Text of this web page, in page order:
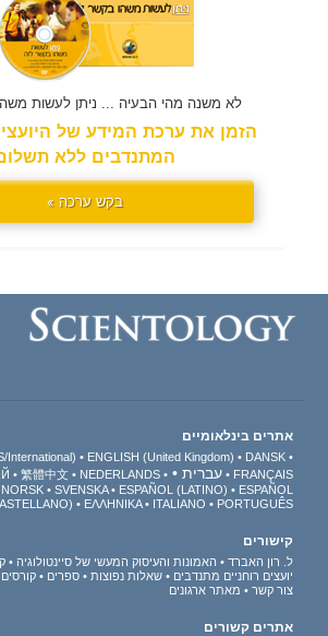
לא משנה מהי הבעיה ... ניתן לעשות
הזמן את ערכת המידע של
המתנדבים ללא
בקש ערכה »
אתרים בינלאומיים
International) ENGLISH (United Kingdom)
DANSK
FRANÇAIS
עברית 繁體中文
NEDERLANDS
NORSK SVENSKA ESPAÑOL (LATINO)
ESPAÑOL
ΕΛΛΗΝΙΚA ITALIANO PORTUGUÊS
קישורים
ל. רון האברד האמונות והעיסוק המעשי של סיינטולוגיה
יועצים רוחניים מתנדבים
שאלות נפוצות ספרים
צור קשר
מאתר ארגונים
אתרים קשורים